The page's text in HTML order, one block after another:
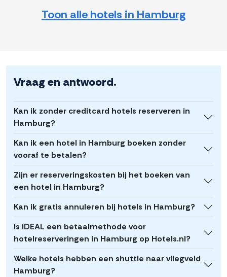
Toon alle hotels in Hamburg
Vraag en antwoord.
Kan ik zonder creditcard hotels reserveren in
Hamburg?
Kan ik een hotel in Hamburg boeken zonder
vooraf te betalen?
Zijn er reserveringskosten bij het boeken van
een hotel in Hamburg?
Kan ik gratis annuleren bij hotels in Hamburg?
Is iDEAL een betaalmethode voor
hotelreserveringen in Hamburg op Hotels.nl?
Welke hotels hebben een shuttle naar vliegveld
Hamburg?